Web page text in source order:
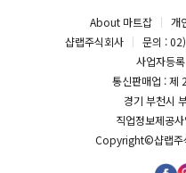
About 마트잡 개
샵랩주식회사
문의 :
사업자등
통신판매업 : 제
경기 부천시
직업정보제공
Copyright©샵랩주